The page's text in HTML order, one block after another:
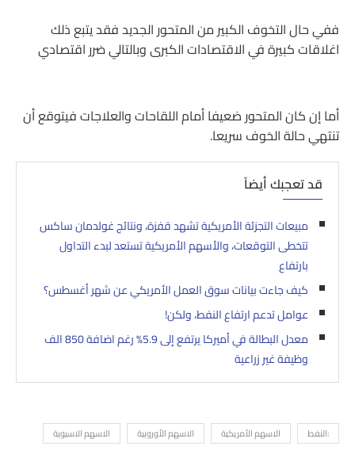
ففي حال التخوف الكبير من المتحور الجديد فقد يتبع ذلك
اغلاقات كبيرة في الاقتصادات الكبرى وبالتالي ضرر اقتصادي
أما إن كان المتحور ضعيفا أمام اللقاحات والعلاجات فيتوقع أن
تنتهي حالة الخوف سريعا.
قد تعجبك أيضاً
مبيعات التجزئة الأمريكية تشهد قفزة، ونتائج غولدمان ساكس
تتخطى التوقعات، والأسهم الأمريكية تستعد لبدء التداول
بارتفاع
كيف جاءت بيانات سوق العمل الأمريكي عن شهر أغسطس؟
عوامل تدعم ارتفاع النفط، ولكن!
معدل البطالة في أميركا يرتفع إلى 5.9% رغم اضافة 850 الف
وظيفة غير زراعية
:النفط الاسهم الأمريكية الاسهم الأوروبية الاسهم الاسيوية